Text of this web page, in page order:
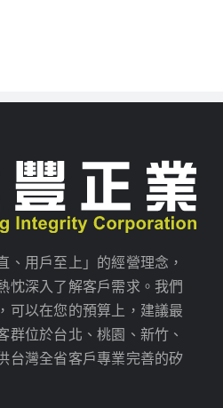
、用戶至上」的經營理念，
忱深入了解客戶需求。我們
可以在您的預算上，建議最
群位於台北、桃園、新竹、
台灣全省客戶專業完善的矽